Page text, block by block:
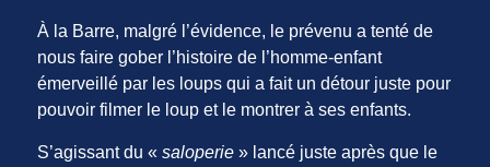
À la Barre, malgré l’évidence, le prévenu a tenté de
nous faire gober l’histoire de l’homme-enfant
émerveillé par les loups qui a fait un détour juste pour
pouvoir filmer le loup et le montrer à ses enfants.
S’agissant du «saloperie » lancé juste après que le